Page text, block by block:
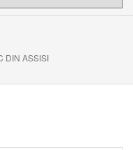
DIN ASSISI